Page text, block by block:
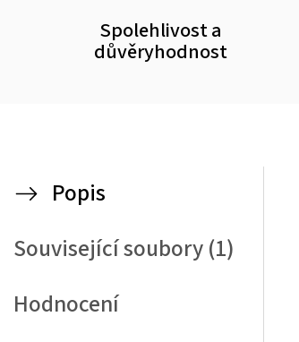
Spolehlivost a
důvěryhodnost
Popis
Související soubory (1)
Hodnocení